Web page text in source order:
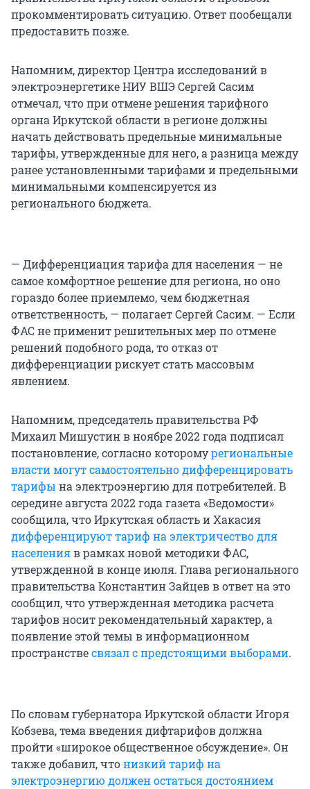
прокомментировать ситуацию. Ответ пообещали
предоставить позже.
Напомним, директор Центра исследований в
электроэнергетике НИУ ВШЭ Сергей Сасим
отмечал, что при отмене решения тарифного
органа Иркутской области в регионе должны
начать действовать предельные минимальные
тарифы, утвержденные для него, а разница между
ранее установленными тарифами и предельными
минимальными компенсируется из
регионального бюджета.
— Дифференциация тарифа для населения — не
самое комфортное решение для региона, но оно
гораздо более приемлемо, чем бюджетная
ответственность, — полагает Сергей Сасим. — Если
ФАС не применит решительных мер по отмене
решений подобного рода, то отказ от
дифференциации рискует стать массовым
явлением.
Напомним, председатель правительства РФ
Михаил Мишустин в ноябре 2022 года подписал
постановление, согласно которомурегиональные
власти могут самостоятельно дифференцировать
тарифы на электроэнергию для потребителей. В
середине августа 2022 года газета «Ведомости»
сообщила, что Иркутская область и Хакасия
дифференцируют тариф на электричество для
населенияв рамках новой методики ФАС,
утвержденной в конце июля. Глава регионального
правительства Константин Зайцев в ответ на это
сообщил, что утвержденная методика расчета
тарифов носит рекомендательный характер, а
появление этой темы в информационном
пространствесвязал с предстоящими выборами.
По словам губернатора Иркутской области Игоря
Кобзева, тема введения дифтарифов должна
пройти «широкое общественное обсуждение». Он
также добавил, чтонизкий тариф на
электроэнергию должен остаться достоянием